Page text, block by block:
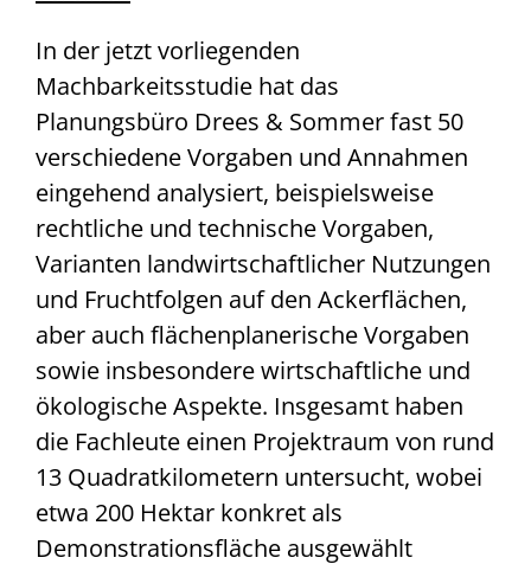
In der jetzt vorliegenden
Machbarkeitsstudie hat das
Planungsbüro Drees & Sommer fast 50
verschiedene Vorgaben und Annahmen
eingehend analysiert, beispielsweise
rechtliche und technische Vorgaben,
Varianten landwirtschaftlicher Nutzungen
und Fruchtfolgen auf den Ackerflächen,
aber auch flächenplanerische Vorgaben
sowie insbesondere wirtschaftliche und
ökologische Aspekte. Insgesamt haben
die Fachleute einen Projektraum von rund
13 Quadratkilometern untersucht, wobei
etwa 200 Hektar konkret als
Demonstrationsfläche ausgewählt